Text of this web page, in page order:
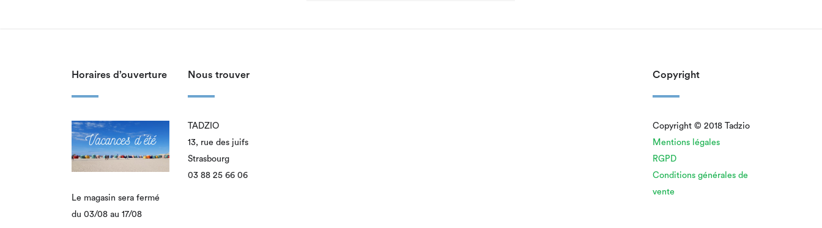
Horaires d’ouverture
Le magasin sera fermé
du 03/08 au 17/08
Nous trouver
TADZIO
13, rue des juifs
Strasbourg
03 88 25 66 06
Copyright
Copyright © 2018 Tadzio
Mentions légales
RGPD
Conditions générales de
vente